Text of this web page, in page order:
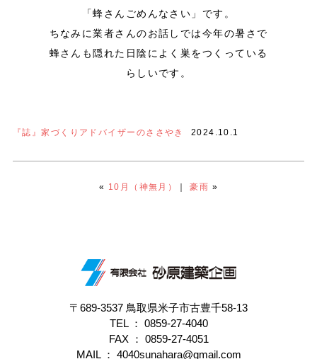
「蜂さんごめんなさい」です。
ちなみに業者さんのお話しでは今年の暑さで
蜂さんも隠れた日陰によく巣をつくっている
らしいです。
『誌』家づくりアドバイザーのささやき 2024.10.1
« 10月（神無月） ｜豪雨 »
〒689-3537 鳥取県米子市古豊千58-13
TEL ： 0859-27-4040
FAX ： 0859-27-4051
MAIL ： 4040sunahara@gmail.com